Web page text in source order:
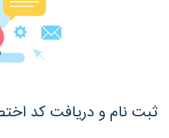
ثبت نام و دریافت کد